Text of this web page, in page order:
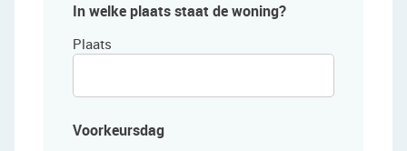
In welke plaats staat de woning?
Plaats
Voorkeursdag